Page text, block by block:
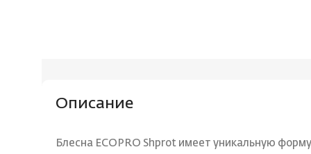
Описание
Блесна ECOPRO Shprot имеет уникальную